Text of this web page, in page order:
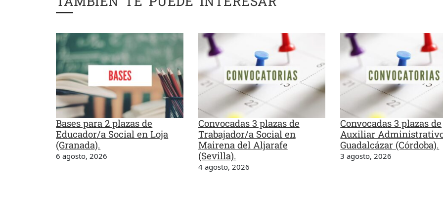
Bases para 2 plazas de
Educador/a Social en Loja
(Granada).
6 agosto, 2026
Convocadas 3 plazas de
Trabajador/a Social en
Mairena del Aljarafe
(Sevilla).
4 agosto, 2026
Convocadas 3 plazas de
Auxiliar
Guadalcázar (Córdoba).
3 agosto, 2026